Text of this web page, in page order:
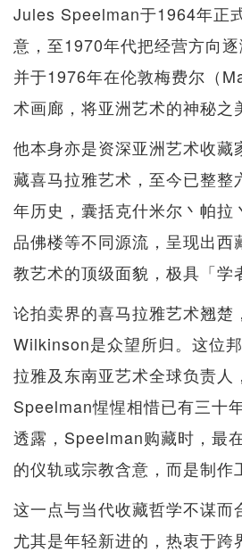
Jules Speelman于1964年正
意，至1970年代把经营方向逐
并于1976年在伦敦梅费尔（
术画廊，将亚洲艺术的神秘之
他本身亦是资深亚洲艺术收藏
藏喜马拉雅艺术，至今已整整
年历史，囊括克什米尔丶帕拉
品佛楼等不同源流，呈现出西
教艺术的顶级面貌，极具「学
论拍卖界的喜马拉雅艺术翘楚
Wilkinson是众望所归。这位
拉雅及东南亚艺术全球负责人
Speelman惺惺相惜已有三十
透露，Speelman购藏时，最
的仪轨或宗教含意，而是制作
这一点与当代收藏哲学不谋而
尤其是年轻新进的，热衷于跨